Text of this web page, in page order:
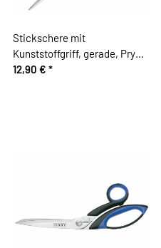
Stickschere mit
Kunststoffgriff, gerade, Prym
Love
12,90 € *